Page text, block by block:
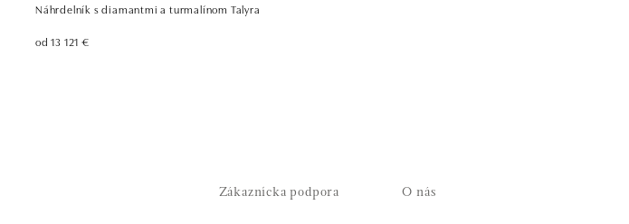
Náhrdelník s diamantmi a turmalínom Talyra
od 13 121 €
Zákaznícka podpora O nás